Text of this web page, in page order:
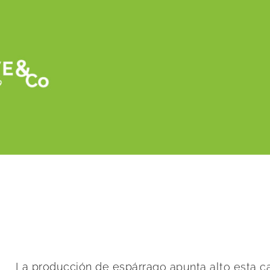
La producción de espárrago apunta alto
La producción de espárrago apunta alto esta